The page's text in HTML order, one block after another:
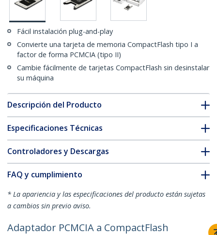
Fácil instalación plug-and-play
Convierte una tarjeta de memoria CompactFlash tipo I a
factor de forma PCMCIA (tipo II)
Cambie fácilmente de tarjetas CompactFlash sin desinstalar
su máquina
Descripción del Producto
Especificaciones Técnicas
Controladores y Descargas
FAQ y cumplimiento
* La apariencia y las especificaciones del producto están sujetas
a cambios sin previo aviso.
Adaptador PCMCIA a CompactFlash